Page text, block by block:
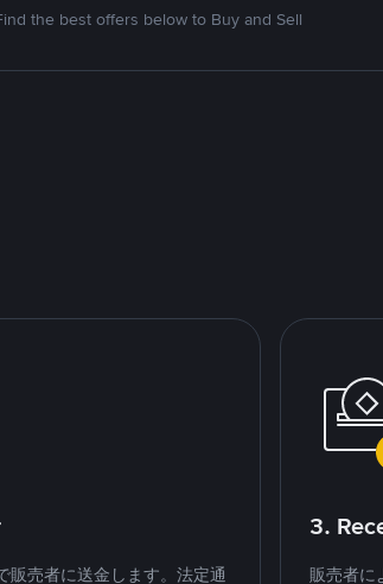
the best offers below to Buy and Sell
販売者に送金します。法定通
3.
販売者に